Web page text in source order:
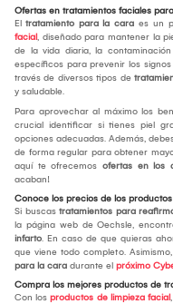
Ofertas en tratamientos faciales
El tratamiento para la cara es un
facial, diseñado para mantener la
de la vida diaria, la
específicos para prevenir los
través de diversos tipos de
y saludable.
Para aprovechar al máximo los
crucial identificar si tienes piel
opciones adecuadas. Además,
de forma regular para obtener
aquí te ofrecemos ofertas en los
acaban!
Conoce los precios de los
Si buscas tratamientos para
la página web de Oechsle,
infarto. En caso de que quieras
que viene todo completo.
para la cara durante el próximo
Compra los mejores productos de
Con los productos de limpieza facial